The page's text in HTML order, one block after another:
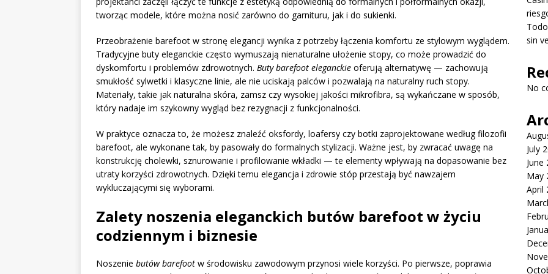
tworząc modele, które można nosić zarówno do garnituru, jak i do sukienki.
Przeobrażenie barefoot w stronę elegancji wynika z potrzeby łączenia komfortu ze stylowym wyglądem.
Tradycyjne buty eleganckie często wymuszają nienaturalne ułożenie stopy, co może prowadzić do
dyskomfortu i problemów zdrowotnych. Buty barefoot eleganckie oferują alternatywę — zachowują
smukłość sylwetki i klasyczne linie, ale nie uciskają palców i pozwalają na naturalny ruch stopy.
Materiały, takie jak naturalna skóra, zamsz czy wysokiej jakości mikrofibra, są wykańczane w sposób,
który nadaje im szykowny wygląd bez rezygnacji z funkcjonalności.
W praktyce oznacza to, że możesz znaleźć oksfordy, loafersy czy botki zaprojektowane według filozofii
barefoot, ale wykonane tak, by pasowały do formalnych stylizacji. Ważne jest, by zwracać uwagę na
konstrukcję cholewki, sznurowanie i profilowanie wkładki — te elementy wpływają na dopasowanie bez
utraty korzyści zdrowotnych. Dzięki temu elegancja i zdrowie stóp przestają być nawzajem
wykluczającymi się wyborami.
Zalety noszenia eleganckich butów barefoot w życiu
codziennym i biznesie
Noszenie butów barefoot w środowisku zawodowym przynosi wiele korzyści. Po pierwsze, poprawia
sin
No
July
June
May
April